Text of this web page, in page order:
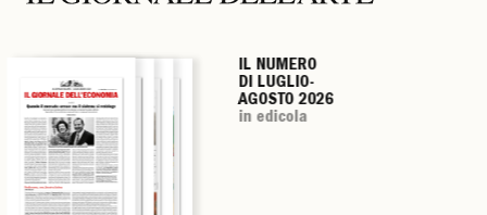
IL NUMERO
DI LUGLIO-
AGOSTO 2026
in edicola
IL NUMERO
DI LUGLIO-
AGOSTO 2026
in edicola
IL NUMERO
DI LUGLIO-
AGOSTO 2026
in edicola
IL NUMERO
DI LUGLIO-
AGOSTO 2026
in edicola